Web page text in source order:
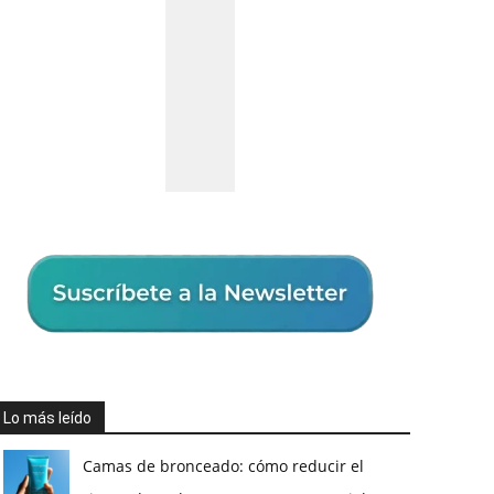
Lo más leído
Camas de bronceado: cómo reducir el